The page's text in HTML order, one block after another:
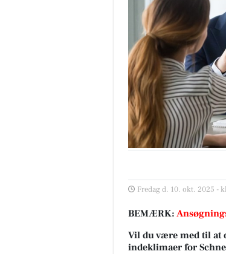
Fredag d. 10. okt. 2025 -
BEMÆRK:
Vil du være med til at
indeklimaer for